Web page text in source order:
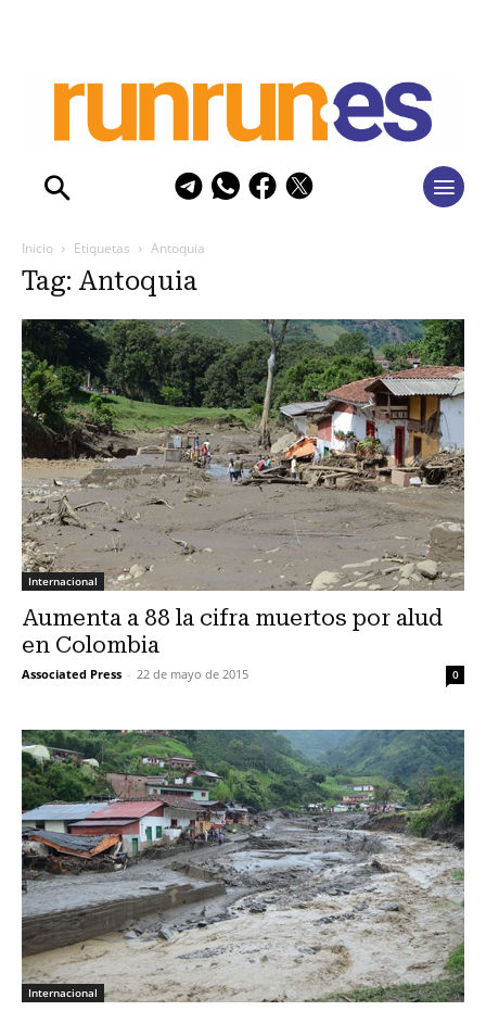
Inicio Etiquetas Antoquia
Tag: Antoquia
Internacional
Aumenta a 88 la cifra muertos por alud
en Colombia
Associated Press - 22 de mayo de 2015 0
Internacional